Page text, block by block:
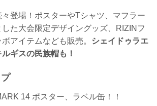
登場！ポスターやTシャツ、マフラー
た大会限定デザイングッズ、RIZINフ
アイテムなども販売。
シェイドゥラエ
ギスの民族帽も！
14 ポスター、ラベル缶！！